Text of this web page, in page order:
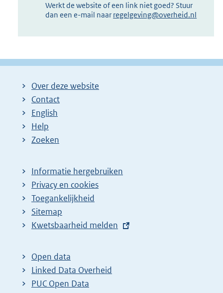
Werkt de website of een link niet goed? Stuur
dan een e-mail naar regelgeving@overheid.nl
Over deze website
Contact
English
Help
Zoeken
Informatie hergebruiken
Privacy en cookies
Toegankelijkheid
Sitemap
E
t
e
r
Kwetsbaarheid melden
Open data
Linked Data Overheid
PUC Open Data